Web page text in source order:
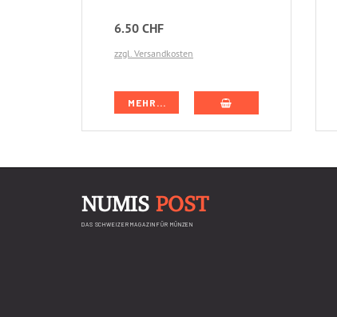
6.50 CHF
zzgl. Versandkosten
MEHR... IN DEN WARENKORB
NUMIS POST
DAS SCHWEIZER MAGAZIN FÜR MÜNZEN